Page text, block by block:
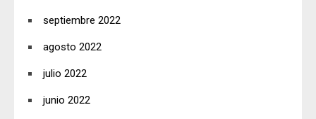
septiembre 2022
agosto 2022
julio 2022
junio 2022